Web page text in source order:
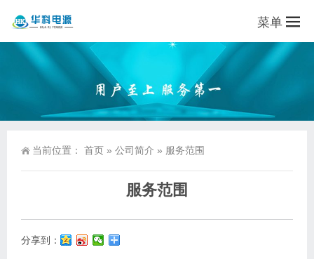
菜单
当前位置： 首页 » 公司简介 » 服务范围
服务范围
分享到：